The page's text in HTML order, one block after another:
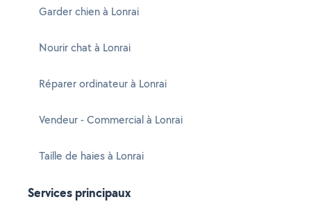
Garder chien à Lonrai
Nourir chat à Lonrai
Réparer ordinateur à Lonrai
Vendeur - Commercial à Lonrai
Taille de haies à Lonrai
Services principaux